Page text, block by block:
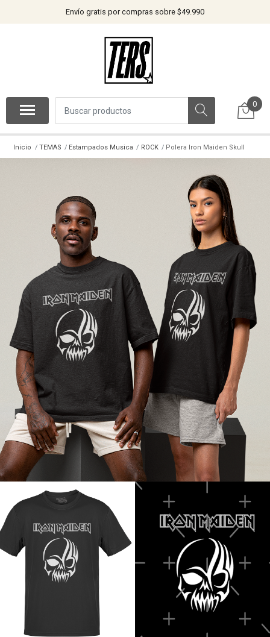
Envío gratis por compras sobre $49.990
0
Inicio TEMAS Estampados Musica ROCK Polera Iron Maiden Skull